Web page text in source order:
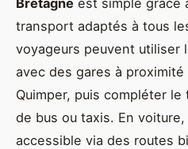
transport adaptés à tous
voyageurs peuvent utiliser
avec des gares à
Quimper, puis compléter
de bus ou taxis. En
accessible via des routes